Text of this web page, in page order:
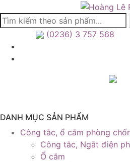
(0236) 3 757 568
DANH MỤC SẢN PHẨM
Công tắc, ổ cắm phòng
Công tắc, Ngắt điện
Ổ cắm